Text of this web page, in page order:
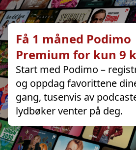
Få 1 måned Podimo
Premium for kun 9
Start med Podimo –
og oppdag favorittene
gang, tusenvis av
lydbøker venter på deg.